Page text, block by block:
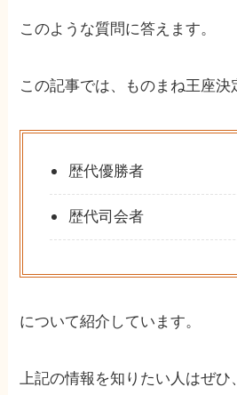
このような質問に答えます。
この記事では、ものまね王座決
歴代優勝者
歴代司会者
について紹介しています。
上記の情報を知りたい人はぜ